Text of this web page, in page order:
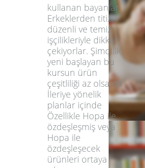
kullanan bayanlar,
Erkeklerden titiz,
düzenli ve temiz
işçilikleriyle dikkat
çekiyorlar. Şimdilik
yeni başlayan bu
kursun ürün
çeşitliliği az olsa da
İleriye yönelik
planlar içinde
Özellikle Hopa ile
özdeşleşmiş veya
Hopa ile
özdeşleşecek
ürünleri ortaya